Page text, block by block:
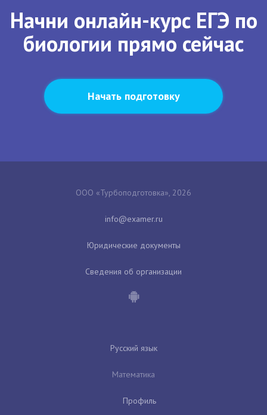
Начни онлайн-курс ЕГЭ по
биологии прямо сейчас
Начать подготовку
ООО «Турбоподготовка», 2026
Юридические документы
Сведения об организации
Русский язык
Математика
Профиль